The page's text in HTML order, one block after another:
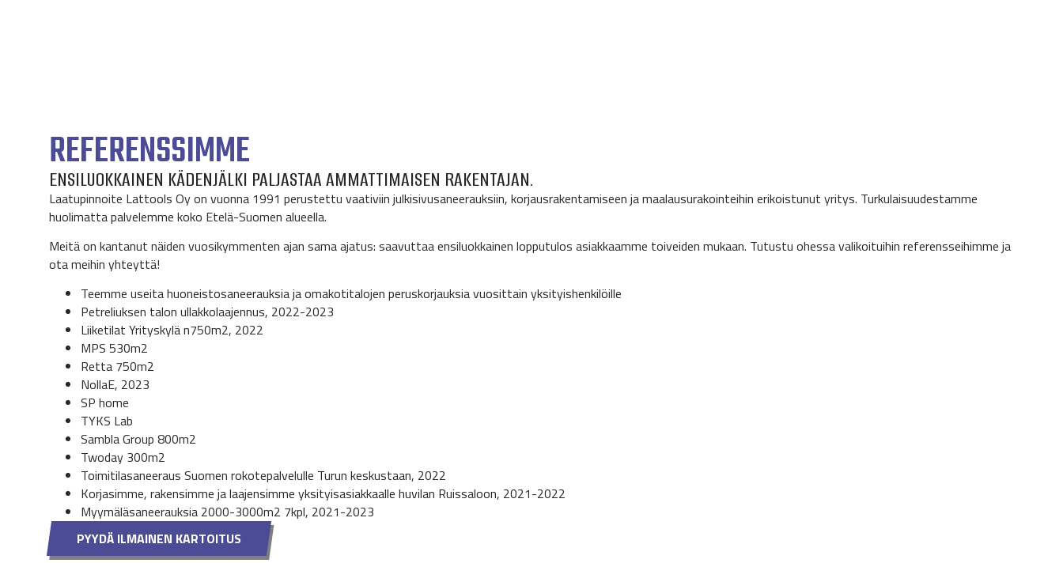
REFERENSSIMME
ENSILUOKKAINEN KÄDENJÄLKI PALJASTAA AMMATTIMAISEN RAKENTAJAN.
Laatupinnoite Lattools Oy on vuonna 1991 perustettu vaativiin julkisivusaneerauksiin, korjausrakentamiseen ja maalausurakointeihin erikoistunut yritys. Turkulaisuudestamme
huolimatta palvelemme koko Etelä-Suomen alueella.
Meitä on kantanut näiden vuosikymmenten ajan sama ajatus: saavuttaa ensiluokkainen lopputulos asiakkaamme toiveiden mukaan. Tutustu ohessa valikoituihin referensseihimme ja
ota meihin yhteyttä!
Teemme useita huoneistosaneerauksia ja omakotitalojen peruskorjauksia vuosittain yksityishenkilöille
Petreliuksen talon ullakkolaajennus, 2022-2023
Liiketilat Yrityskylä n750m2, 2022
MPS 530m2
Retta 750m2
NollaE, 2023
SP home
TYKS Lab
Sambla Group 800m2
Twoday 300m2
Toimitilasaneeraus Suomen rokotepalvelulle Turun keskustaan, 2022
Korjasimme, rakensimme ja laajensimme yksityisasiakkaalle huvilan Ruissaloon, 2021-2022
Myymäläsaneerauksia 2000-3000m2 7kpl, 2021-2023
PYYDÄ ILMAINEN KARTOITUS